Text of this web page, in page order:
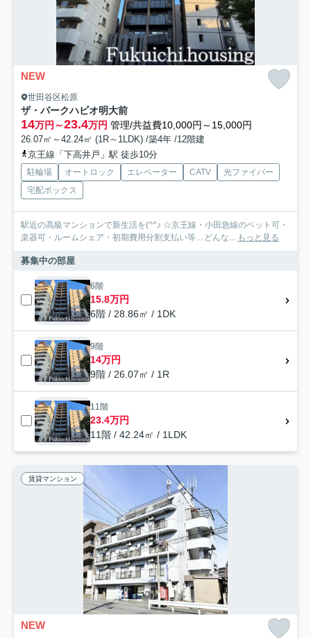
NEW
世田谷区松原
ザ・パークハビオ明大前
14万円～23.4万円 管理/共益費10,000円～15,000円
26.07㎡～42.24㎡ (1R～1LDK) /築4年 /12階建
京王線「下高井戸」駅 徒歩10分
駐輪場 オートロック エレベーター CATV
光ファイバー
宅配ボックス
駅近の高級マンションで新生活を(^^♪ ☆京王線・小田急線のペット可・
楽器可・ルームシェア・初期費用分割支払い等…どんな...
もっと見る
募集中の部屋
6階
15.8万円
6階 / 28.86㎡ / 1DK
9階
14万円
9階 / 26.07㎡ / 1R
11階
23.4万円
11階 / 42.24㎡ / 1LDK
賃貸マンション
NEW